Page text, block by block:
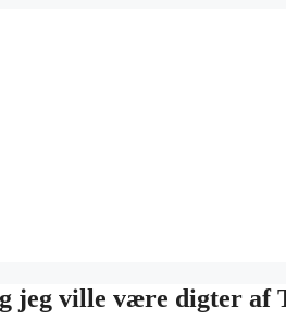
jeg ville være digter af